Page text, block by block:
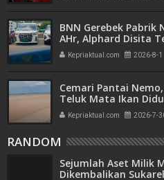
BNN Gerebek Pabrik
AHr, Alphard Disita
Mitra Usaha Properti
Kepriaktual.com 2026-8-1
Cemari Pantai
Teluk Mata Ikan
Amdal
Kepriaktual.com 2026-7-
RANDOM
Sejumlah Aset Milik
Dikembalikan